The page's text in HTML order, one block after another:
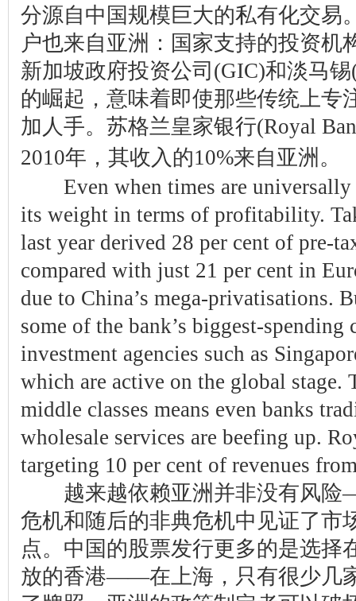
分源自中国规模巨大的私有化交易
户也来自亚洲：国家支持的投资机
新加坡政府投资公司(GIC)和淡马锡
的崛起，意味着即使那些传统上专
加人手。苏格兰皇家银行(Royal
2010年，其收入的10%来自亚洲。
Even when times are universally
its weight in terms of profitability.
last year derived 28 per cent of pre-
compared with just 21 per cent in
due to China’s mega-privatisations.
some of the bank’s biggest-spending
investment agencies such as
which are active on the global stage.
middle classes means even banks
wholesale services are beefing up.
targeting 10 per cent of revenues
越来越依赖亚洲并非没有风险
危机和随后的非典危机中见证了市
点。中国的股票发行更多的是选择
放的香港——在上海，只有很少几